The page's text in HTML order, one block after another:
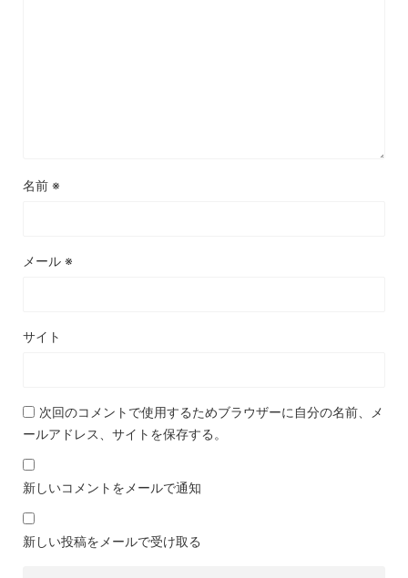
名前 ※
メール ※
サイト
次回のコメントで使用するためブラウザーに自分の名前、メ
ールアドレス、サイトを保存する。
新しいコメントをメールで通知
新しい投稿をメールで受け取る